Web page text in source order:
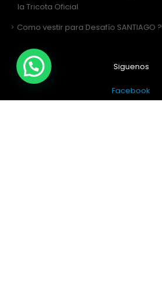
la Tricota Oficial
Como vestir para Desafío SANTIAGO ?
Siguenos
Facebook